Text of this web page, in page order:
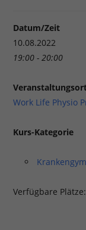
Datum/Zeit
10.08.2022
19:00 - 20:00
Work Life Physio
Kurs-Kategorie
Verfügbare